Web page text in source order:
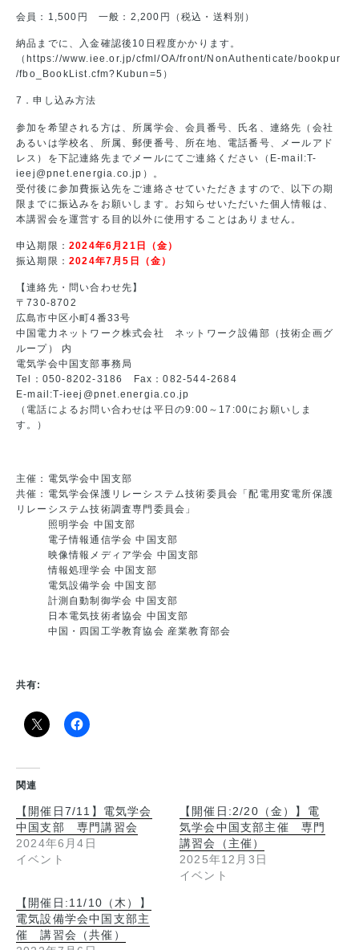
会員：1,500円 一般：2,200円（税込・送料別）
納品までに、入金確認後10日程度かかります。
（https://www.iee.or.jp/cfml/OA/front/NonAuthenticate/bookpur
/fbo_BookList.cfm?Kubun=5）
7．申し込み方法
参加を希望される方は、所属学会、会員番号、氏名、連絡先（会社
あるいは学校名、所属、郵便番号、所在地、電話番号、メールアド
レス）を下記連絡先までメールにてご連絡ください（E-mail:T-
ieej@pnet.energia.co.jp）。
受付後に参加費振込先をご連絡させていただきますので、以下の期
限までに振込みをお願いします。お知らせいただいた個人情報は、
本講習会を運営する目的以外に使用することはありません。
申込期限： 2024年6月21日（金）
振込期限： 2024年7月5日（金）
【連絡先・問い合わせ先】
〒730-8702
広島市中区小町4番33号
中国電力ネットワーク株式会社 ネットワーク設備部（技術企画グ
ループ） 内
電気学会中国支部事務局
Tel：050-8202-3186 Fax：082-544-2684
E-mail:T-ieej@pnet.energia.co.jp
（電話によるお問い合わせは平日の9:00～17:00にお願いしま
す。）
主催：電気学会中国支部
共催：電気学会保護リレーシステム技術委員会「配電用変電所保護
リレーシステム技術調査専門委員会」
照明学会 中国支部
電子情報通信学会 中国支部
映像情報メディア学会 中国支部
情報処理学会 中国支部
電気設備学会 中国支部
計測自動制御学会 中国支部
日本電気技術者協会 中国支部
中国・四国工学教育協会 産業教育部会
共有:
関連
【開催日7/11】電気学会
中国支部 専門講習会
2024年6月4日
イベント
【開催日:2/20（金）】電
気学会中国支部主催 専門
講習会（主催）
2025年12月3日
イベント
【開催日:11/10（木）】
電気設備学会中国支部主
催 講習会（共催）